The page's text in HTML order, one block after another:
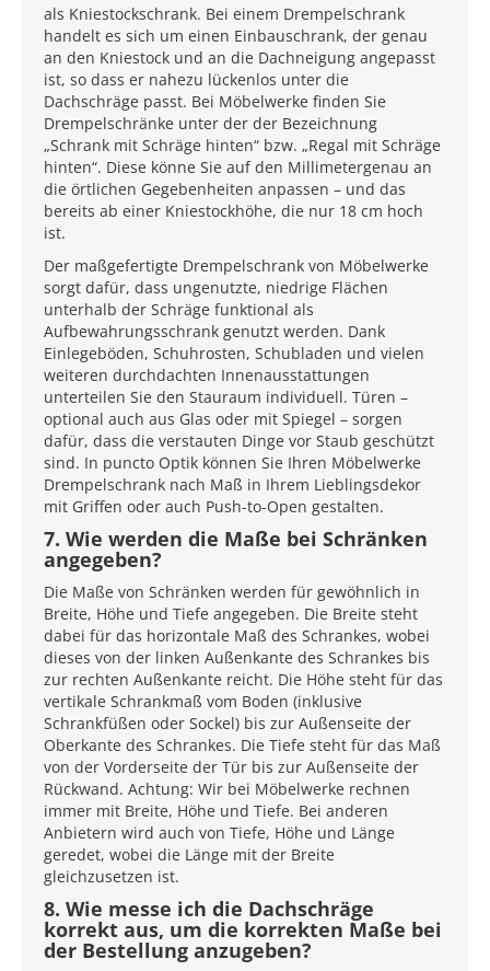
als Kniestockschrank. Bei einem Drempelschrank
handelt es sich um einen Einbauschrank, der genau
an den Kniestock und an die Dachneigung angepasst
ist, so dass er nahezu lückenlos unter die
Dachschräge passt. Bei Möbelwerke finden Sie
Drempelschränke unter der der Bezeichnung
„Schrank mit Schräge hinten“ bzw. „Regal mit Schräge
hinten“. Diese könne Sie auf den Millimetergenau an
die örtlichen Gegebenheiten anpassen – und das
bereits ab einer Kniestockhöhe, die nur 18 cm hoch
ist.
Der maßgefertigte Drempelschrank von Möbelwerke
sorgt dafür, dass ungenutzte, niedrige Flächen
unterhalb der Schräge funktional als
Aufbewahrungsschrank genutzt werden. Dank
Einlegeböden, Schuhrosten, Schubladen und vielen
weiteren durchdachten Innenausstattungen
unterteilen Sie den Stauraum individuell. Türen –
optional auch aus Glas oder mit Spiegel – sorgen
dafür, dass die verstauten Dinge vor Staub geschützt
sind. In puncto Optik können Sie Ihren Möbelwerke
Drempelschrank nach Maß in Ihrem Lieblingsdekor
mit Griffen oder auch Push-to-Open gestalten.
7. Wie werden die Maße bei Schränken
angegeben?
Die Maße von Schränken werden für gewöhnlich in
Breite, Höhe und Tiefe angegeben. Die Breite steht
dabei für das horizontale Maß des Schrankes, wobei
dieses von der linken Außenkante des Schrankes bis
zur rechten Außenkante reicht. Die Höhe steht für das
vertikale Schrankmaß vom Boden (inklusive
Schrankfüßen oder Sockel) bis zur Außenseite der
Oberkante des Schrankes. Die Tiefe steht für das Maß
von der Vorderseite der Tür bis zur Außenseite der
Rückwand. Achtung: Wir bei Möbelwerke rechnen
immer mit Breite, Höhe und Tiefe. Bei anderen
Anbietern wird auch von Tiefe, Höhe und Länge
geredet, wobei die Länge mit der Breite
gleichzusetzen ist.
8. Wie messe ich die Dachschräge
korrekt aus, um die korrekten Maße bei
der Bestellung anzugeben?